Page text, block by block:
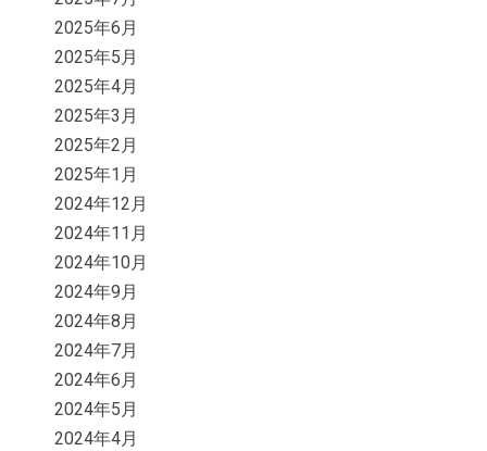
2025年6月
2025年5月
2025年4月
2025年3月
2025年2月
2025年1月
2024年12月
2024年11月
2024年10月
2024年9月
2024年8月
2024年7月
2024年6月
2024年5月
2024年4月